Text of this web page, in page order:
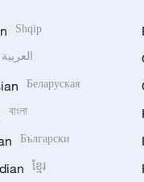
Shqip
العربية
Беларуская
বাংলা
Български
ខ្មែរ